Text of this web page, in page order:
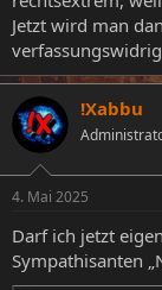
Jetzt wird man
!Xabbu
4. Mai 2025
Darf ich jetzt
Sympathisanten